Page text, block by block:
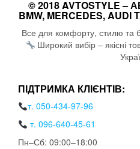
© 2018 AVTOSTYLE
BMW, MERCEDES,
Все для комфорту, стилю та
Широкий вибір – якісні
ПІДТРИМКА КЛІЄНТІВ:
т. 050-434-97-96
т. 096-640-45-61
Пн–Сб: 09:00–18:00